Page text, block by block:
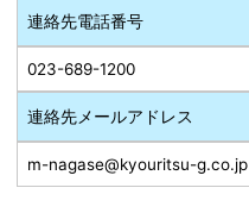
連絡先電話番号
023-689-1200
連絡先メールアドレス
m-nagase@kyouritsu-g.co.jp